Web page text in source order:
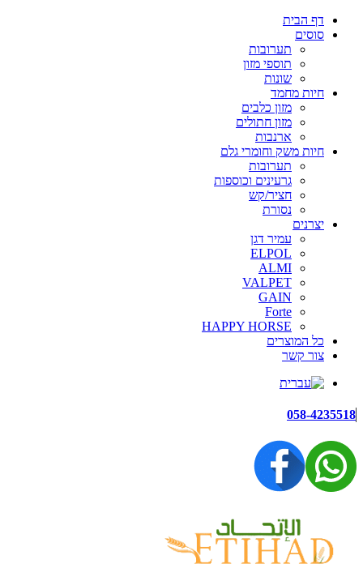
דף הבית
סוסים
תערובות
תוספי מזון
שונות
חיות מחמד
מזון כלבים
מזון חתולים
ארנבות
חיות משק וחומרי גלם
תערובות
גרעינים וכוספות
חציר/קש
נסורת
יצרנים
עמיר דגן
ELPOL
ALMI
VALPET
GAIN
Forte
HAPPY HORSE
כל המוצרים
צור קשר
058-4235518